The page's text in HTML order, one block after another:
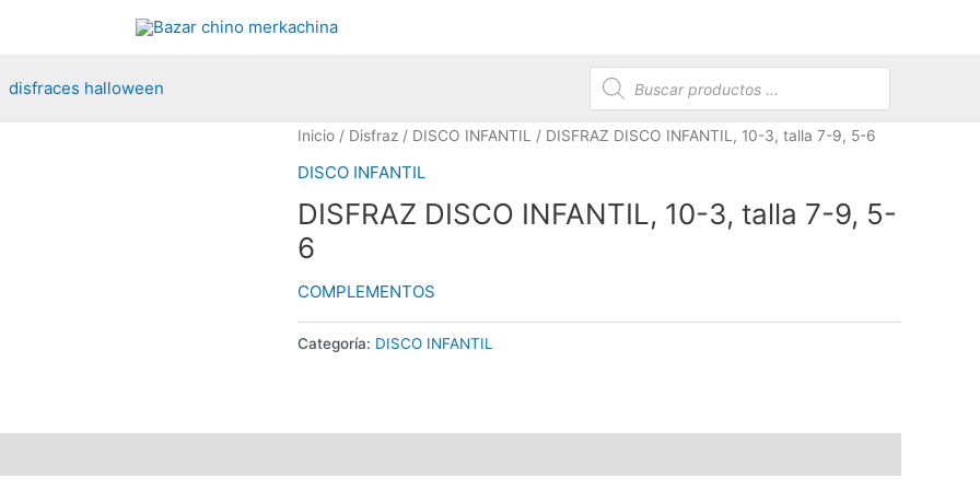
disfraces halloween
Búsqueda
de
productos
Inicio / Disfraz / DISCO INFANTIL / DISFRAZ DISCO INFANTIL, 10-3, talla 7-9, 5-6
DISCO INFANTIL
DISFRAZ DISCO INFANTIL, 10-3, talla 7-9, 5-
6
COMPLEMENTOS
Categoría: DISCO INFANTIL